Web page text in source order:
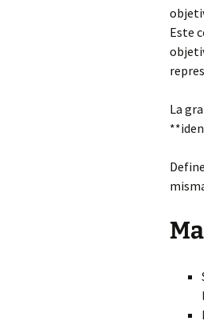
Este
La